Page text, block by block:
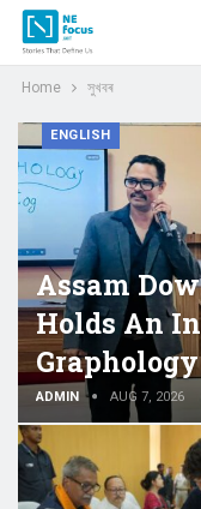
Home সুখবৰ
ENGLISH
Assam
Holds An
ADMIN AUG 7, 2026